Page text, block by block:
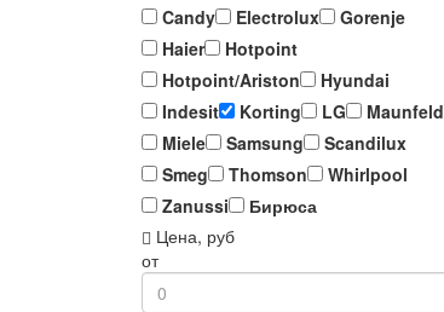
Candy
Electrolux
Gorenje
Haier
Hotpoint
Hotpoint/Ariston
Hyundai
Indesit
Korting LG
Maunfeld
Miele
Samsung
Scandilux
Smeg
Thomson
Whirlpool
Zanussi
Бирюса
Цена, руб
от